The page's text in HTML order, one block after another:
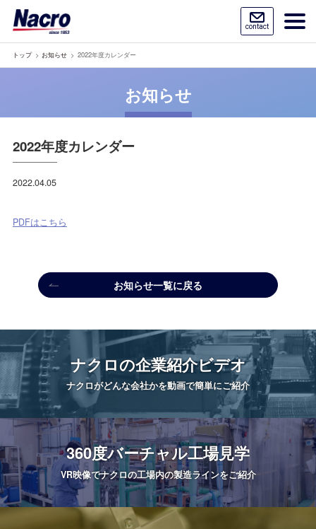
contact
トップ お知らせ 2022年度カレンダー
お知らせ
2022年度カレンダー
2022.04.05
PDFはこちら
お知らせ一覧に戻る
ナクロの企業紹介ビデオ
ナクロがどんな会社かを動画で簡単にご紹介
360度バーチャル工場見学
VR映像でナクロの工場内の製造ラインをご紹介